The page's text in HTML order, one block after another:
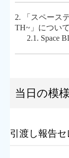
2.
「スペース
TH~」について
2.1. Space
当日の模様
引渡し報告